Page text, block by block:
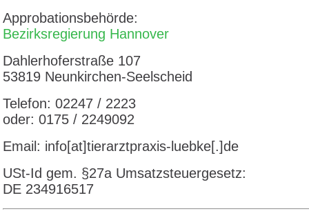
Approbationsbehörde:
Bezirksregierung Hannover
Dahlerhoferstraße 107
53819 Neunkirchen-Seelscheid
Telefon: 02247 / 2223
oder: 0175 / 2249092
Email: info[at]tierarztpraxis-luebke[.]de
USt-Id gem. §27a Umsatzsteuergesetz:
DE 234916517